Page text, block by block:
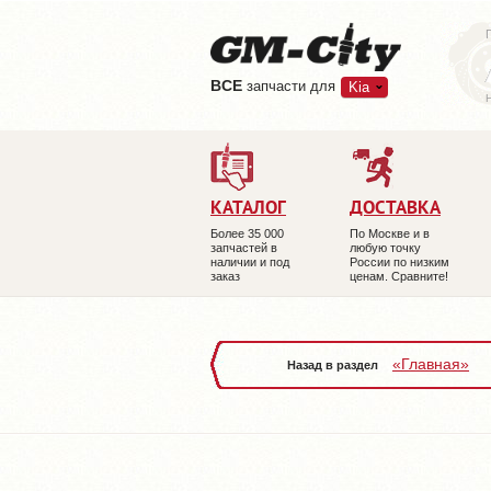
ВCE запчасти для Kia
КАТАЛОГ
Более 35 000
запчастей в
наличии и под
заказ
ДОСТАВКА
По Москве и в
любую точку
России по низким
ценам. Сравните!
Назад в раздел «Главная»